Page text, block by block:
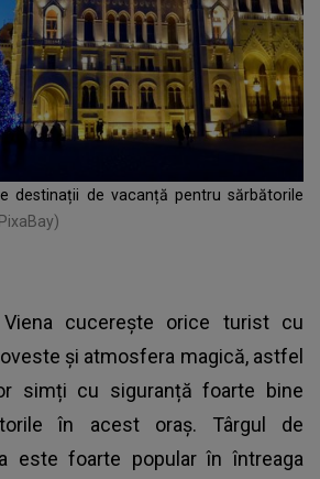
destinații de vacanță pentru sărbătorile
cucerește orice turist cu
și atmosfera magică, astfel
simți cu siguranță foarte bine
în acest oraș. Târgul de
este foarte popular în întreaga